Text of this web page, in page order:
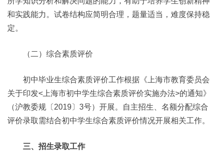
和实践能力。试卷结构应简明合理，题量适当，难度保持稳
定。
（二）综合素质评价
初中毕业生综合素质评价工作根据《上海市教育委员会
关于印发<上海市初中学生综合素质评价实施办法>的通知》
（沪教委规〔2019〕3号）开展。自主招生、名额分配综合
评价录取需结合初中学生综合素质评价情况开展相关工作。
三、招生录取工作